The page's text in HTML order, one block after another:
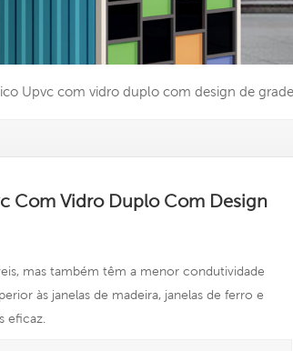
Upvc com vidro duplo com design de grade
Com Vidro Duplo Com Design
mas também têm a menor condutividade
às janelas de madeira, janelas de ferro e
eficaz.